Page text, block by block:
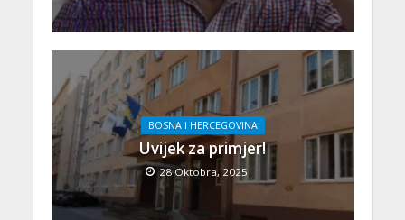
BOSNA I HERCEGOVINA
Uvijek za primjer!
28 Oktobra, 2025